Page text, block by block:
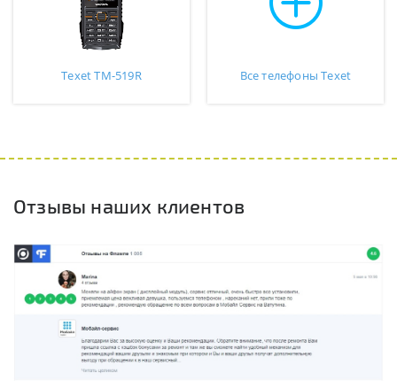
Texet TM-519R Все телефоны Texet
Отзывы наших клиентов